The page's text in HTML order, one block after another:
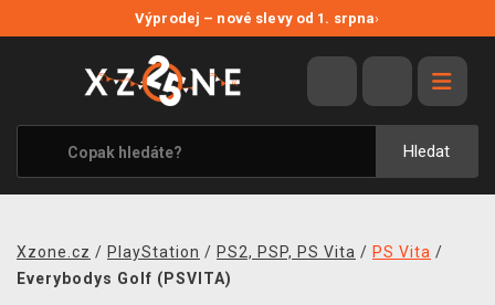
Výprodej – nové slevy od 1. srpna›
Hledat
VÝPRODEJ
VIDEOHRY
XZONE ORIGINALS
TÉMATIKY
MERCHANDISE
Xzone.cz / PlayStation / PS2, PSP, PS Vita / PS Vita /
Everybodys Golf (PSVITA)